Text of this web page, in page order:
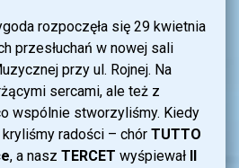
rozpoczęła się 29 kwietnia
przesłuchań w nowej sali
przy ul. Rojnej. Na
sercami, ale też z
wspólnie stworzyliśmy. Kiedy
radości – chór TUTTO
, a nasz TERCET wyśpiewał